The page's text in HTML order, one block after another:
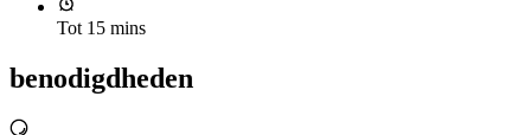
Tot 15 mins
benodigdheden